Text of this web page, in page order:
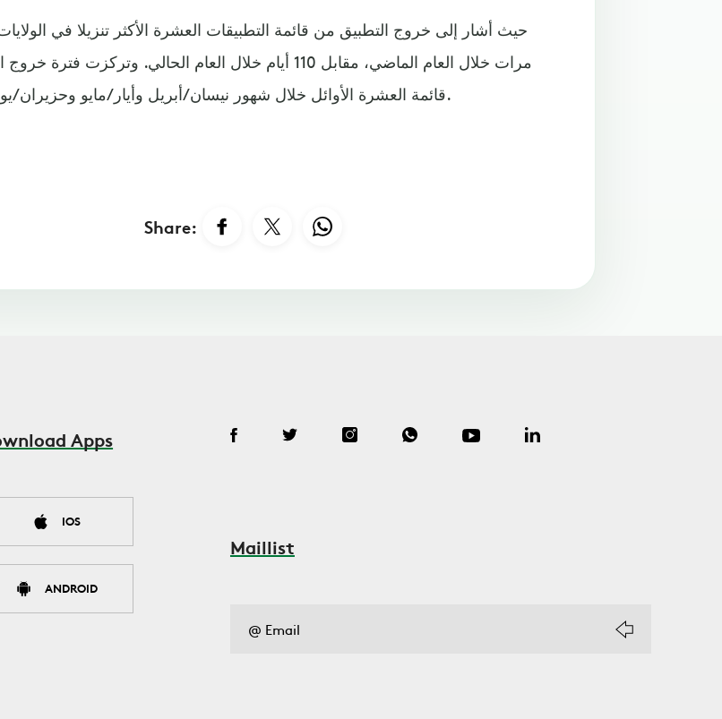
مرات خلال العام الماضي، مقابل 110 أيام خلال العام الحالي. وتركزت
قائمة العشرة الأوائل خلال شهور نيسان/أبريل وأيار/مايو وحزيران/يونيو الماضية.
Share:
Apps
IOS
ANDROID
Maillist